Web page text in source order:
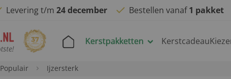
Levering t/m24 december Bestellen vanaf1 pakket
Kerstpakketten
Populair Ijzersterk